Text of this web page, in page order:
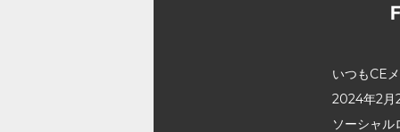
いつもCE
2024年2月
ソーシャ